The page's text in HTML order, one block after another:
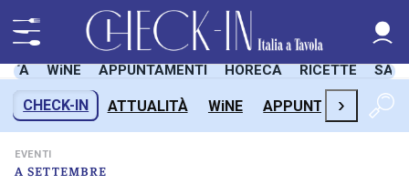
WiNE APPUNTAMENTI HORECA RICETTE
CHECK-IN ATTUALITÀ WiNE APPUNTAMENTI
›
A SETTEMBRE
EVENTI